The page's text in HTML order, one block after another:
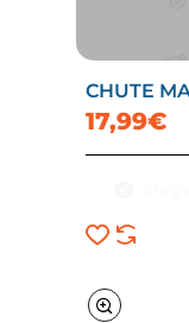
CHUTE
17,99€